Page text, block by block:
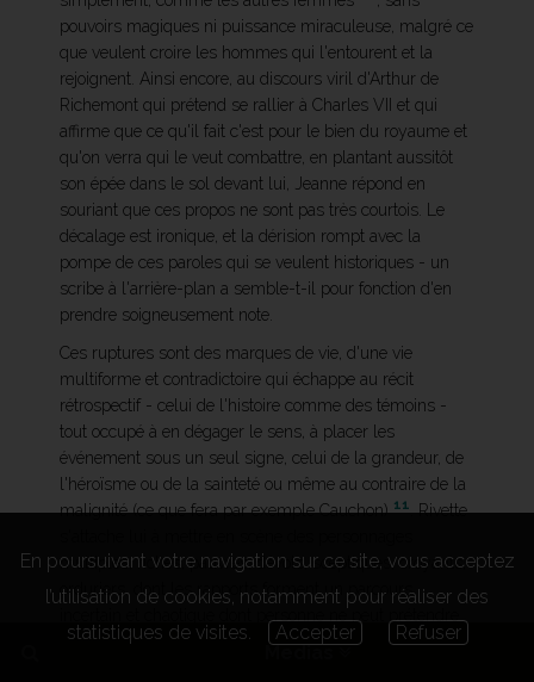
Medias
pouvoirs magiques ni puissance miraculeuse, malgré ce
que veulent croire les hommes qui l'entourent et la
rejoignent. Ainsi encore, au discours viril d'Arthur de
Richemont qui prétend se rallier à Charles VII et qui
affirme que ce qu'il fait c'est pour le bien du royaume et
qu'on verra qui le veut combattre, en plantant aussitôt
son épée dans le sol devant lui, Jeanne répond en
souriant que ces propos ne sont pas très courtois. Le
décalage est ironique, et la dérision rompt avec la
pompe de ces paroles qui se veulent historiques - un
scribe à l'arrière-plan a semble-t-il pour fonction d'en
prendre soigneusement note.
Ces ruptures sont des marques de vie, d'une vie
multiforme et contradictoire qui échappe au récit
rétrospectif - celui de l'histoire comme des témoins -
tout occupé à en dégager le sens, à placer les
événement sous un seul signe, celui de la grandeur, de
l'héroïsme ou de la sainteté ou même au contraire de la
malignité (ce que fera par exemple Cauchon)11. Rivette
multiples, riches, pauvres, dévots, sceptiques, croyants,
orduriers, dont les rapports forment un parcours
détenir le sens, même pas Jeanne dont toute la fin du
En poursuivant votre navigation sur ce site, vous acceptez
l’utilisation de cookies, notamment pour réaliser des
statistiques de visites.
Accepter Refuser